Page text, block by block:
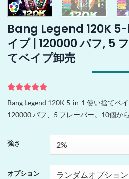
Bang Legend 120K
イプ | 120000 パフ, 5
てベイプ卸売
2
件の利用者
評価に基づ
く5段階評
Bang Legend 120K 5-in-1 使い捨てベ
120000 パフ、5 フレーバー。10個か
強さ
オプション